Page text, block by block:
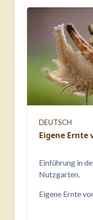
DEUTSCH
Eigene Ernte
Einführung in
Nutzgarten.
Eigene Ernte